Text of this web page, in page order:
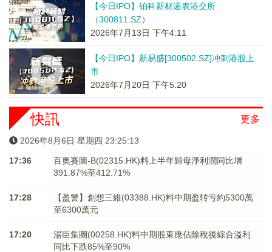
【今日IPO】铂科新材递表港交所
（300811.SZ）
2026年7月13日 下午4:11
【今日IPO】新易盛[300502.SZ]冲刺港股上
市
2026年7月20日 下午5:20
更多
快訊
2026年8月6日 星期四 23:25:13
17:36
百奧賽圖-B(02315.HK)料上半年歸母淨利潤同比增
391.87%至412.71%
17:28
【盈警】創想三維(03388.HK)料中期盈转亏約5300萬
至6300萬元
17:20
湯臣集團(00258.HK)料中期股東應佔除稅後綜合溢利
同比下跌85%至90%